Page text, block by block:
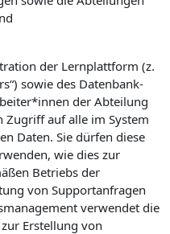
der Lernplattform (z.
sowie des Datenbank-
der Abteilung
auf alle im System
Daten. Sie dürfen diese
wie dies zur
Betriebs der
von Supportanfragen
verwendet die
Erstellung von